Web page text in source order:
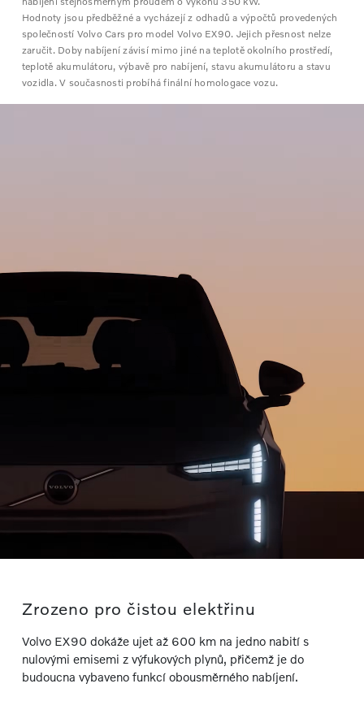
Hodnoty jsou předběžné a vycházejí z odhadů a výpočtů provedených
společností Volvo Cars pro model Volvo EX90. Jejich přesnost nelze
zaručit. Doby nabíjení závisí mimo jiné na teplotě okolního prostředí,
teplotě akumulátoru, výbavě pro nabíjení, stavu akumulátoru a stavu
vozidla. V současnosti probíhá finální homologace vozu.
Zrozeno pro čistou elektřinu
Volvo EX90 dokáže ujet až 600 km na jedno nabití s
nulovými emisemi z výfukových plynů, přičemž je do
budoucna vybaveno funkcí obousměrného nabíjení.